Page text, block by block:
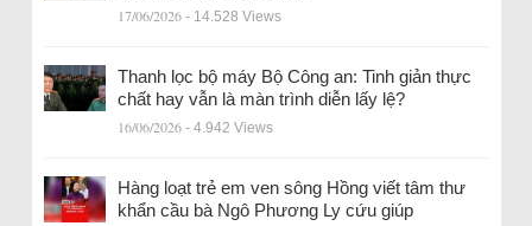
17/06/2026 - 14.528 Views
Thanh lọc bộ máy Bộ Công an: Tinh giản thực
chất hay vẫn là màn trình diễn lấy lệ?
16/06/2026 - 4.942 Views
Hàng loạt trẻ em ven sông Hồng viết tâm thư
khẩn cầu bà Ngô Phương Ly cứu giúp